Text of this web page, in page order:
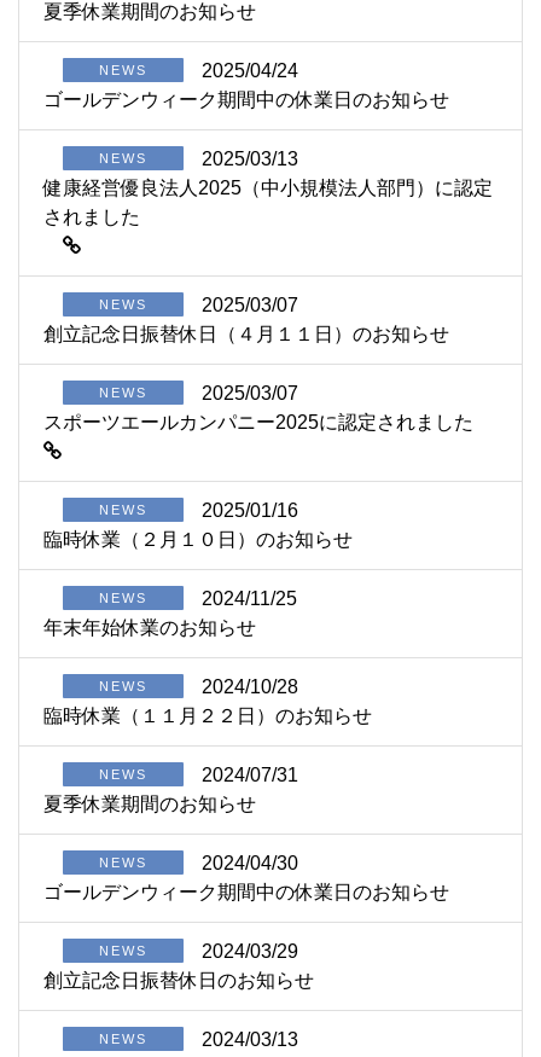
夏季休業期間のお知らせ
NEWS
2025/04/24
ゴールデンウィーク期間中の休業日のお知らせ
NEWS
2025/03/13
健康経営優良法人2025（中小規模法人部門）に認定
されました
NEWS
2025/03/07
創立記念日振替休日（４月１１日）のお知らせ
NEWS
2025/03/07
スポーツエールカンパニー2025に認定されました
NEWS
2025/01/16
臨時休業（２月１０日）のお知らせ
NEWS
2024/11/25
年末年始休業のお知らせ
NEWS
2024/10/28
臨時休業（１１月２２日）のお知らせ
NEWS
2024/07/31
夏季休業期間のお知らせ
NEWS
2024/04/30
ゴールデンウィーク期間中の休業日のお知らせ
NEWS
2024/03/29
創立記念日振替休日のお知らせ
NEWS
2024/03/13